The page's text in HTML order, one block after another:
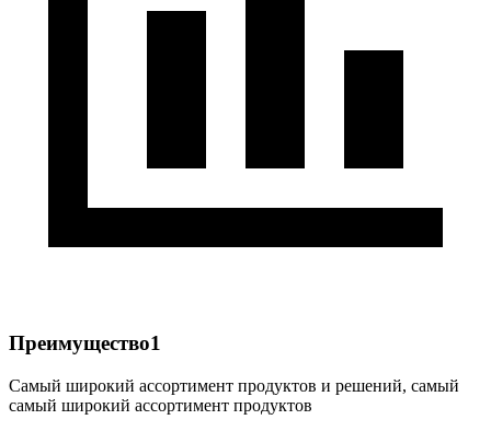
Преимущество1
Самый широкий ассортимент продуктов и решений, самый
самый широкий ассортимент продуктов